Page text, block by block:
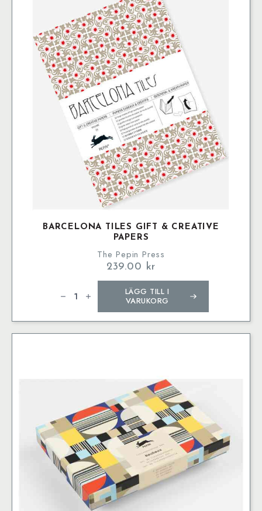
BARCELONA TILES GIFT & CREATIVE
PAPERS
The Pepin Press
239.00 kr
Gift
Papers
mängd
LÄGG TILL I
VARUKORG